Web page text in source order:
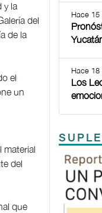
y la
del
de la
el
un
material
del
que
Hace 15
Hace 18
Los